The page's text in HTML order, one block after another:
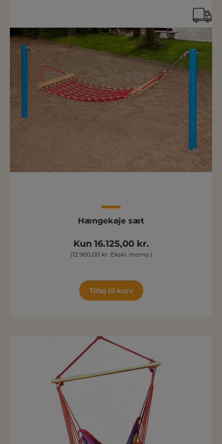
Hængekøje sæt
Kun 16.125,00 kr.
(12.900,00 kr. Ekskl. moms )
Tilføj til kurv